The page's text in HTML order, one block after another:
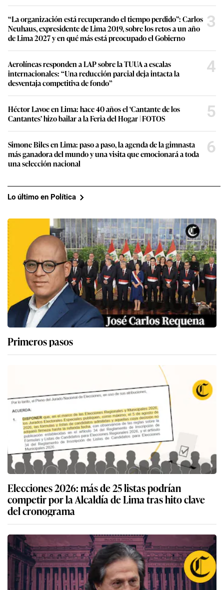
“La organización está recuperando el tiempo perdido”: Carlos
Neuhaus, expresidente de Lima 2019, sobre los retos a un año
de Lima 2027 y en qué más está preocupado el Gobierno
3
Aerolíneas responden a LAP sobre la TUUA a escalas
internacionales: “Una reducción parcial deja intacta la
desventaja competitiva de fondo”
4
Héctor Lavoe en Lima: hace 40 años el ‘Cantante de los
Cantantes’ hizo bailar a la Feria del Hogar | FOTOS
5
Simone Biles en Lima: paso a paso, la agenda de la gimnasta
más ganadora del mundo y una visita que emocionará a toda
una selección nacional
6
Lo último en Política
Primeros pasos
Elecciones 2026: más de 25 listas podrían
competir por la Alcaldía de Lima tras hito clave
del cronograma